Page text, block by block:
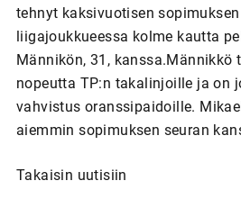
tehnyt kaksivuotisen
liigajoukkueessa kolme kautta
Männikön, 31, kanssa.Männikkö
nopeutta TP:n takalinjoille ja on
vahvistus oranssipaidoille.
aiemmin sopimuksen seuran
Takaisin uutisiin